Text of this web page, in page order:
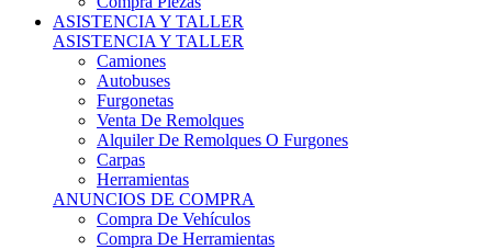
ASISTENCIA Y TALLER
ASISTENCIA Y TALLER
Camiones
Autobuses
Furgonetas
Venta De Remolques
Alquiler De Remolques O Furgones
Carpas
Herramientas
ANUNCIOS DE COMPRA
Compra De Vehículos
Compra De Herramientas